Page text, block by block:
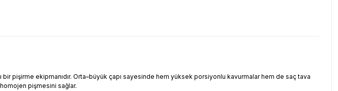
pişirme ekipmanıdır. Orta–büyük çapı sayesinde hem yüksek porsiyonlu kavurmalar hem de saç tava
pişmesini sağlar.